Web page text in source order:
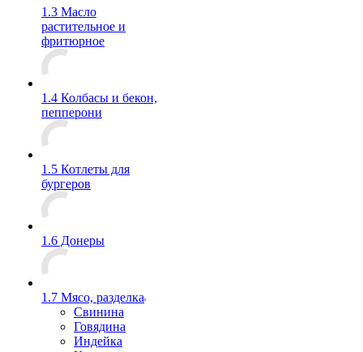
1.3 Масло
растительное и
фритюрное
1.4 Колбасы и бекон,
пепперони
1.5 Котлеты для
бургеров
1.6 Донеры
1.7 Мясо, разделка
Свинина
Говядина
Индейка